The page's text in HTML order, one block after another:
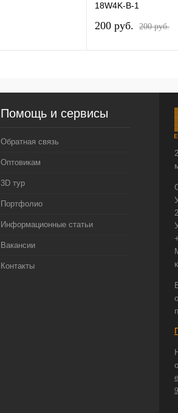
18W4K-B-1
200 pуб. 200 pуб.
Помощь и сервисы
Обратная связь
Оптовикам
3D тур
Портфолио
Информационные статьи
Вакансии
Контакты